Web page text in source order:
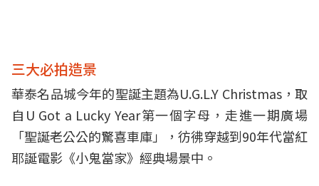
三大必拍造景
華泰名品城今年的聖誕主題為U.G.L.Y Christmas，取
自U Got a Lucky Year第一個字母，走進一期廣場
「聖誕老公公的驚喜車庫」，彷彿穿越到90年代當紅
耶誕電影《小鬼當家》經典場景中。